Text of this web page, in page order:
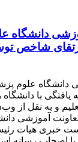
دانشگاه
شاخص
علوم
با دانشگاه
و به نقل از
آموزشی
خبری هیات